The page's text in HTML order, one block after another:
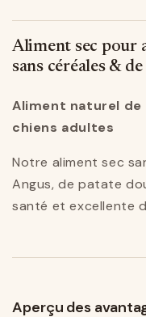
Aliment sec pour
sans céréales &
Aliment naturel
chiens adultes
Notre aliment sec
Angus, de patate
santé et excellente
Aperçu des